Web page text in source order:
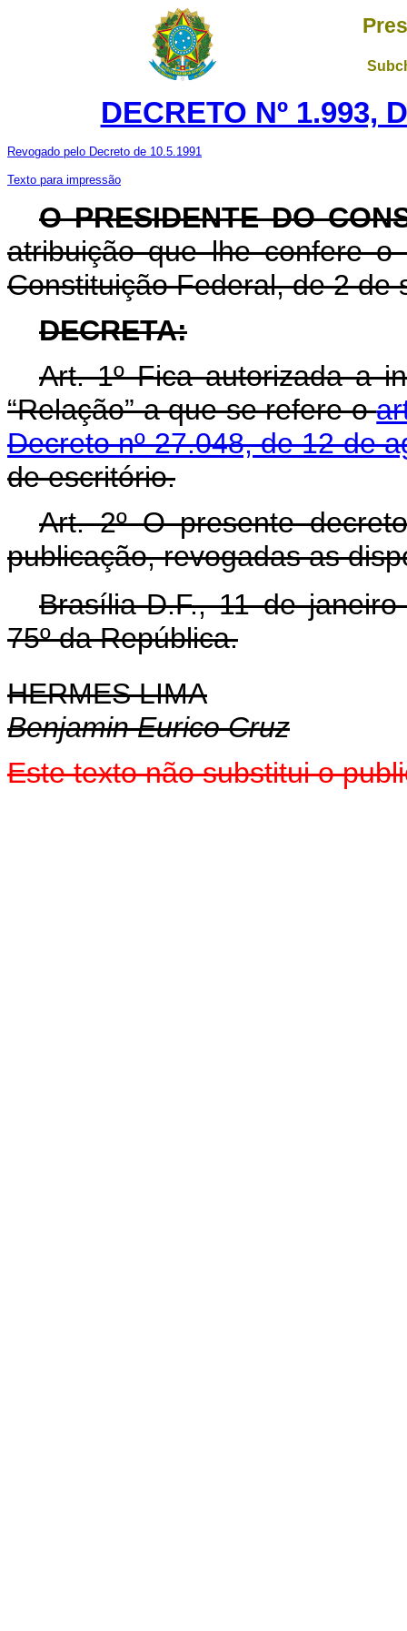
DECRETO Nº 1.993,
Revogado pelo Decreto de 10.5.1991
Texto para impressão
O PRESIDENTE DO
atribuição que lhe confere
Constituição Federal, de 2 de
DECRETA:
Art. 1º Fica autorizada a
“Relação” a que se refere o
Decreto nº 27.048, de 12 de
de escritório.
Art. 2º O presente
publicação, revogadas as
Brasília-D.F., 11 de
75º da República.
HERMES LIMA
Benjamin Eurico Cruz
Este texto não substitui o